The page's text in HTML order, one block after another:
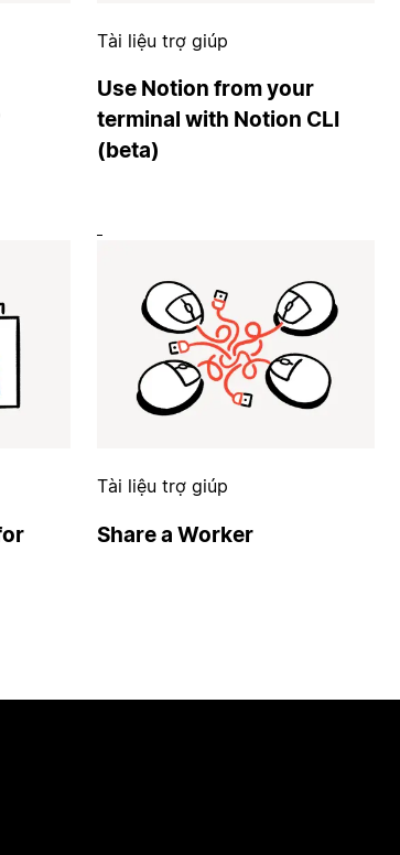
Tài liệu trợ giúp
Use Notion from your
terminal with Notion CLI
(beta)
Tài liệu trợ giúp
Share a Worker